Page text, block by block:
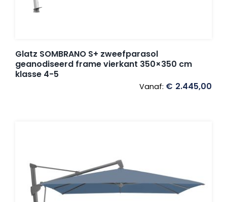
Glatz SOMBRANO S+ zweefparasol
geanodiseerd frame vierkant 350×350 cm
klasse 4-5
Vanaf: € 2.445,00